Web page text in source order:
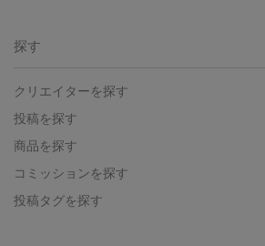
探す
クリエイターを探す
投稿を探す
商品を探す
コミッションを探す
投稿タグを探す